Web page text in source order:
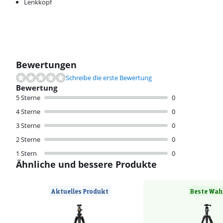
Lenkkopf
Bewertungen
Schreibe die erste Bewertung
Bewertung
5 Sterne
0
4 Sterne
0
3 Sterne
0
2 Sterne
0
1 Stern
0
Ähnliche und bessere Produkte
Aktuelles Produkt Beste